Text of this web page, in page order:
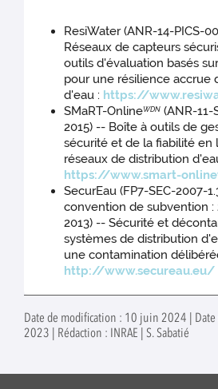
ResiWater (ANR-14-PICS-
Réseaux de capteurs
outils d'évaluation basés
pour une résilience accrue
d'eau : https://
SMaRT-OnlineWDN (ANR-11-
2015) -- Boîte à outils de
sécurité et de la fiabilité en
réseaux de distribution
https://www.smart-
SecurEau (FP7-SEC-2007-
convention de subvention :
2013) -- Sécurité et
systèmes de distribution
une contamination
http://www.secureau.eu/
Date de modification : 10 juin 2024 |
2023 | Rédaction : INRAE | S. Sabatié